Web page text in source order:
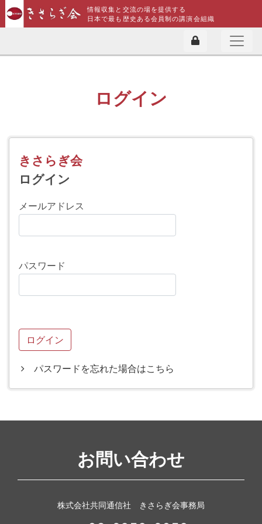
情報収集と交流の場を提供する
日本で最も歴史ある会員制の講演会組織
ログイン
きさらぎ会
ログイン
メールアドレス
パスワード
パスワードを忘れた場合はこちら
お問い合わせ
株式会社共同通信社 きさらぎ会事務局